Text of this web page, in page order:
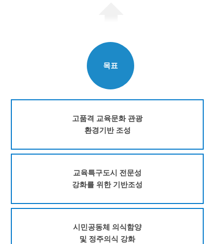
목표
고품격 교육문화 관광
환경기반 조성
교육특구도시 전문성
강화를 위한 기반조성
시민공동체 의식함양
및 정주의식 강화